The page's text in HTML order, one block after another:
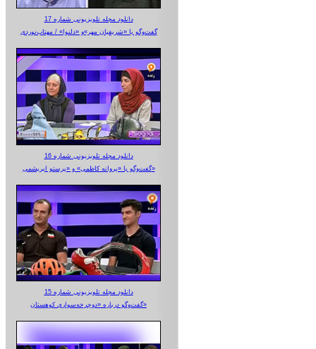
دانلود مجله تلویزیونی شماره 17
گفت‌وگو با «شریفیان مهر»‌و «دلنوا» / مهتاب‌نوردی
دانلود مجله تلویزیونی شماره 16
گفت‌وگو با «پروانه کاظمی» و «پرستو‌ ابریشمی»
دانلود مجله تلویزیونی شماره 15
گفت‌وگو درباره «دوچرخه‌سواری کوهستان»